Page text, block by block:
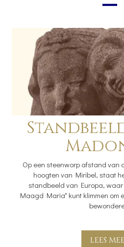
Op een steenworp afstand van
hoogten van Miribel, staat
standbeeld van Europa, waar
Maagd Maria" kunt klimmen om
LEES